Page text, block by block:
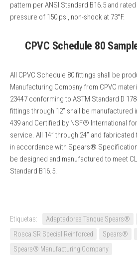
pattern per ANSI Standard B16.5 and
pressure of 150 psi, non-shock at 73°F.
CPVC Schedule 80
All CPVC Schedule 80 fittings shall be
Manufacturing Company from CPVC
23447 conforming to ASTM Standard D
fittings through 12” shall be manufactured
439 and Certified by NSF® International
service. All 14” through 24” and
in accordance with Spears®
be designed and manufactured to meet
Standard B16.5.
Etiquetas: Adaptadores Tanque Spears®
Rosca SR Special Reinforced
Spears®
Spears® Manufacturing Company